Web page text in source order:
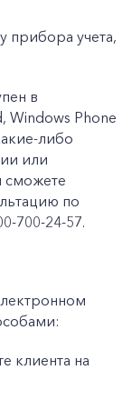
прибора учета,
в
Phone
либо
или
сможете
по
700-24-57.
клиента на